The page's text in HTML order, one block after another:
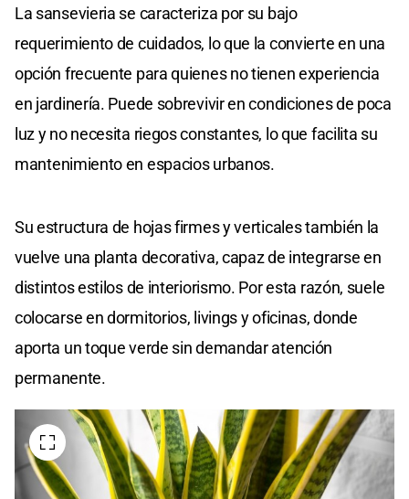
La sansevieria se caracteriza por su bajo
requerimiento de cuidados, lo que la convierte en una
opción frecuente para quienes no tienen experiencia
en jardinería. Puede sobrevivir en condiciones de poca
luz y no necesita riegos constantes, lo que facilita su
mantenimiento en espacios urbanos.
Su estructura de hojas firmes y verticales también la
vuelve una planta decorativa, capaz de integrarse en
distintos estilos de interiorismo. Por esta razón, suele
colocarse en dormitorios, livings y oficinas, donde
aporta un toque verde sin demandar atención
permanente.